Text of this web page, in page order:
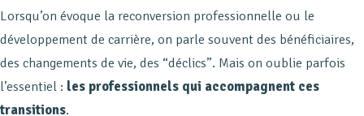
Lorsqu’on évoque la reconversion professionnelle ou le
développement de carrière, on parle souvent des bénéficiaires,
des changements de vie, des “déclics”. Mais on oublie parfois
l’essentiel : les professionnels qui accompagnent ces
transitions.